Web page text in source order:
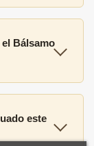
Bálsamo
este